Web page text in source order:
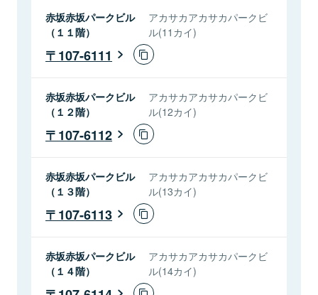
赤坂赤坂パークビル
（１１階）
アカサカアカサカパークビ
ル(11カイ)
107-6111
赤坂赤坂パークビル
（１２階）
アカサカアカサカパークビ
ル(12カイ)
107-6112
赤坂赤坂パークビル
（１３階）
アカサカアカサカパークビ
ル(13カイ)
107-6113
赤坂赤坂パークビル
（１４階）
アカサカアカサカパークビ
ル(14カイ)